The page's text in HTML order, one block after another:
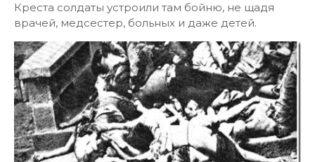
Креста солдаты устроили там бойню, не щадя
врачей, медсестер, больных и даже детей.